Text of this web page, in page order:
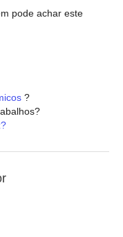
pode achar este
?